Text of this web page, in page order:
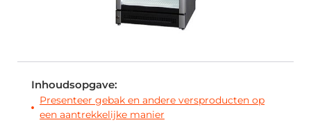
Inhoudsopgave:
Presenteer gebak en andere versproducten op
een aantrekkelijke manier